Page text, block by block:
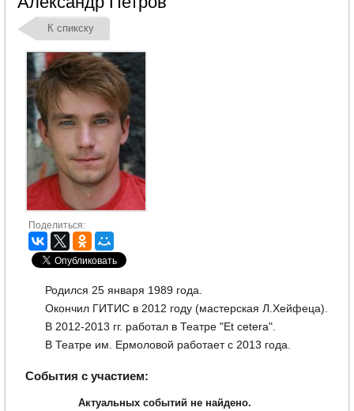
К спикску
Поделиться:
Родился 25 января 1989 года.
Окончил ГИТИС в 2012 году (мастерская Л.Хейфеца).
В 2012-2013 гг. работал в Театре "Et cetera".
В Театре им. Ермоловой работает с 2013 года.
События с участием:
Актуальных событий не найдено.